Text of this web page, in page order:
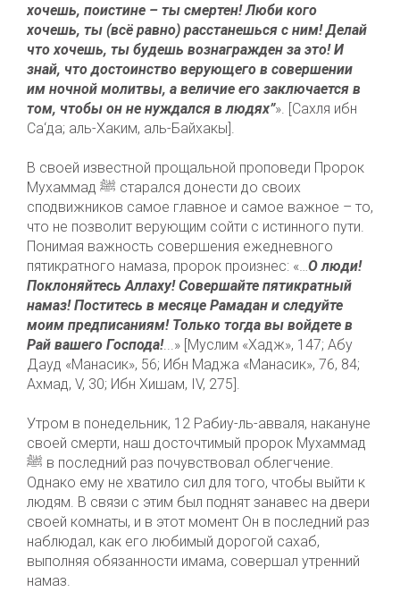
хочешь, поистине – ты смертен! Люби кого
хочешь, ты (всё равно) расстанешься с ним! Делай
что хочешь, ты будешь вознагражден за это! И
знай, что достоинство верующего в совершении
им ночной молитвы, а величие его заключается в
том, чтобы он не нуждался в людях”». [Сахля ибн
Са‘да; аль-Хаким, аль-Байхакы].
В своей известной прощальной проповеди Пророк
Мухаммад ﷺ старался донести до своих
сподвижников самое главное и самое важное – то,
что не позволит верующим сойти с истинного пути.
Понимая важность совершения ежедневного
пятикратного намаза, пророк произнес: «… О люди!
Поклоняйтесь Аллаху! Совершайте пятикратный
намаз! Поститесь в месяце Рамадан и следуйте
моим предписаниям! Только тогда вы войдете в
Рай вашего Господа!...» [Муслим «Хадж», 147; Абу
Дауд «Манасик», 56; Ибн Маджа «Манасик», 76, 84;
Ахмад, V, 30; Ибн Хишам, IV, 275].
Утром в понедельник, 12 Рабиу-ль-авваля, накануне
своей смерти, наш досточтимый пророк Мухаммад
ﷺ в последний раз почувствовал облегчение.
Однако ему не хватило сил для того, чтобы выйти к
людям. В связи с этим был поднят занавес на двери
своей комнаты, и в этот момент Он в последний раз
наблюдал, как его любимый дорогой сахаб,
выполняя обязанности имама, совершал утренний
намаз.